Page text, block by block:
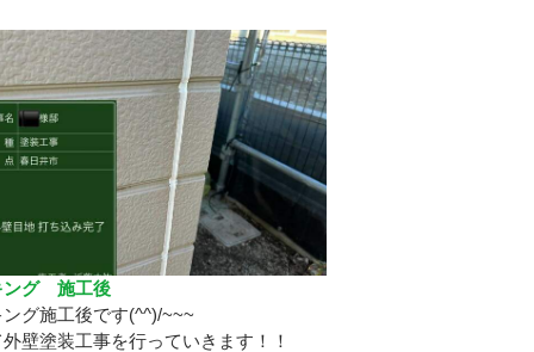
ング 施工後
グ施工後です(^^)/~~~
壁塗装工事を行っていきます！！